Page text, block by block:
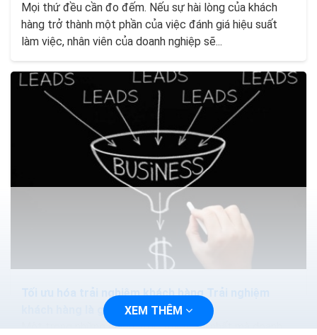
Mọi thứ đều cần đo đếm. Nếu sự hài lòng của khách
hàng trở thành một phần của việc đánh giá hiệu suất
làm việc, nhân viên của doanh nghiệp sẽ...
Tối ưu hóa trải nghiệm khách hàng Trải nghiệm
khách hàng là gì
Một trong những chiến lược tuyệt vời nhất mà doanh
XEM THÊM